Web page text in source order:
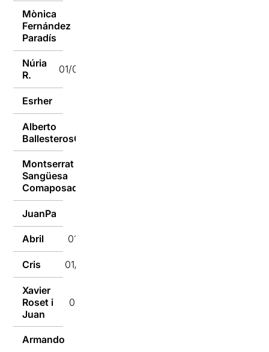
Mònica
Fernández
Paradís
Núria
R.
01/02/2018
Esrher
Alberto
BallesterosCano
Montserrat
Sangüesa
Comaposada
JuanPa
Abril 01/02/2018
Cris 01/02/2018
Xavier
Roset i
Juan
01/02/2018
Armando